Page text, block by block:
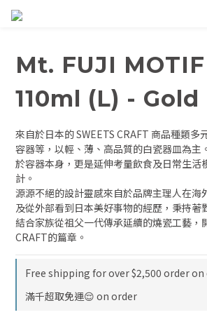
Mt. FUJI
110ml (L) - Gold
來自於日本的 SWEETS CRAFT 商品種類多
容器等，以輕、薄、高品質的白瓷器皿為主
於容器本身，更是延伸考量飲食及日常生活
計。
源源不絕的設計靈感來自於品牌主理人在海
及從外部看到日本美好事物的經歷，秉持著
結合家族從祖父一代傳承延續的燒瓷工藝，
CRAFT的篇章。
Free shipping for over $2,500 order
滿千超取免運😌 on order